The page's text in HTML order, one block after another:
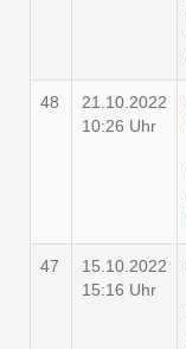
48
21.10.2022
10:26 Uhr
47
15.10.2022
15:16 Uhr